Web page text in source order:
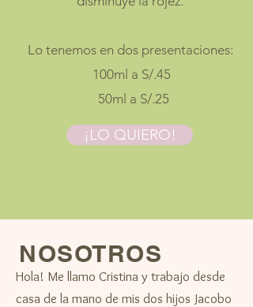
Lo tenemos en dos presentaciones:
100ml a S/.45
50ml a S/.25
¡LO QUIERO!
NOSOTROS
Hola! Me llamo Cristina y trabajo desde
casa de la mano de mis dos hijos Jacobo